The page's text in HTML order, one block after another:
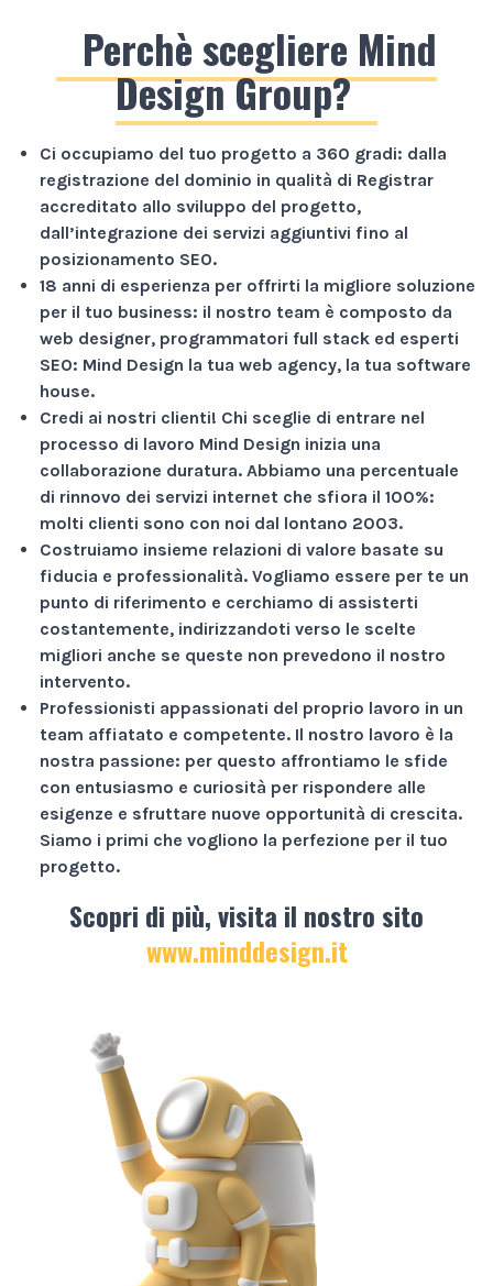
Perchè scegliere Mind
Design Group?
Ci occupiamo del tuo progetto a 360 gradi: dalla
registrazione del dominio in qualità di Registrar
accreditato allo sviluppo del progetto,
dall’integrazione dei servizi aggiuntivi fino al
posizionamento SEO.
18 anni di esperienza per offrirti la migliore soluzione
per il tuo business: il nostro team è composto da
web designer, programmatori full stack ed esperti
SEO: Mind Design la tua web agency, la tua software
house.
Credi ai nostri clienti! Chi sceglie di entrare nel
processo di lavoro Mind Design inizia una
collaborazione duratura. Abbiamo una percentuale
di rinnovo dei servizi internet che sfiora il 100%:
molti clienti sono con noi dal lontano 2003.
Costruiamo insieme relazioni di valore basate su
fiducia e professionalità. Vogliamo essere per te un
punto di riferimento e cerchiamo di assisterti
costantemente, indirizzandoti verso le scelte
migliori anche se queste non prevedono il nostro
intervento.
Professionisti appassionati del proprio lavoro in un
team affiatato e competente. Il nostro lavoro è la
nostra passione: per questo affrontiamo le sfide
con entusiasmo e curiosità per rispondere alle
esigenze e sfruttare nuove opportunità di crescita.
Siamo i primi che vogliono la perfezione per il tuo
progetto.
Scopri di più, visita il nostro sito
www.minddesign.it